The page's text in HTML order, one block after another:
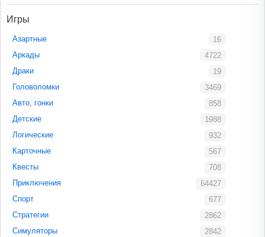
Игры
Азартные
16
Аркады
4722
Драки
19
Головоломки
3469
Авто, гонки
858
Детские
1988
Логические
932
Карточные
567
Квесты
708
Приключения
64427
Спорт
677
Стратегии
2862
Симуляторы
2842